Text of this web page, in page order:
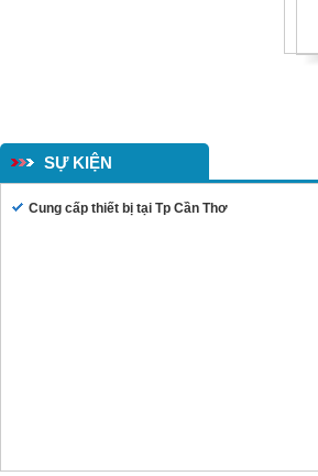
Bàn ghế học sinh(TT02)
SỰ KIỆN
Cung cấp thiết bị tại Tp Cần Thơ